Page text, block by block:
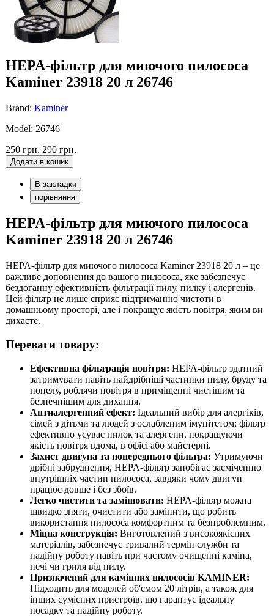
HEPA-фільтр для миючого пилососа
Kaminer 23918 20 л 26746
Brand: Kaminer
Model: 26746
250 грн. 290 грн.
Додати в кошик
В закладки
порівняння
HEPA-фільтр для миючого пилососа
Kaminer 23918 20 л 26746
HEPA-фільтр для миючого пилососа Kaminer 23918 20 л – це
важливе доповнення до вашого пилососа, яке забезпечує
бездоганну ефективність фільтрації пилу, пилку і алергенів.
Цей фільтр не лише сприяє підтриманню чистоти в
домашньому просторі, але і покращує якість повітря, яким ви
дихаєте.
Переваги товару:
Ефективна фільтрація повітря: HEPA-фільтр здатний
затримувати навіть найдрібніші частинки пилу, бруду та
попелу, роблячи повітря в приміщенні чистішим та
безпечнішим для дихання.
Антиалергенний ефект: Ідеальний вибір для алергіків,
сімей з дітьми та людей з ослабленим імунітетом; фільтр
ефективно усуває пилок та алергени, покращуючи
якість повітря вдома, в офісі або майстерні.
Захист двигуна та попереднього фільтра: Утримуючи
дрібні забруднення, HEPA-фільтр запобігає засміченню
внутрішніх частин пилососа, завдяки чому двигун
працює довше і без збоїв.
Легко чистити та замінювати: HEPA-фільтр можна
швидко зняти, очистити або замінити, що робить
використання пилососа комфортним та безпроблемним.
Міцна конструкція: Виготовлений з високоякісних
матеріалів, забезпечує тривалий термін служби та
надійну роботу навіть при частому очищенні каміна,
печі чи гриля від пилу.
Призначений для камінних пилососів KAMINER:
Підходить для моделей об'ємом 20 літрів, а також для
інших сумісних пристроїв, що гарантує ідеальну
посадку та надійну роботу.